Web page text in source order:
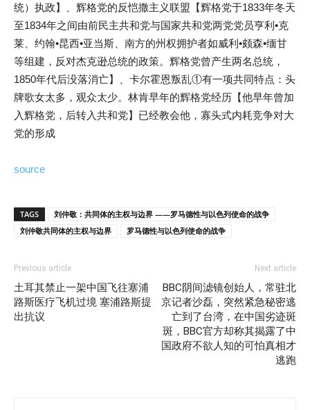
统）执政】、辉格党的反恺撒主义联盟【辉格党于1833年冬天
至1834年之间由前民主共和党与国家共和党两党党员亨利•克
莱、约翰•昆西•亚当斯、南方的州权拥护者如威利•颇森•缅甘
等组建，反对杰克逊总统的政策。辉格党曾产生两名总统，
1850年代后没落消亡】、卡尔霍恩叛乱①有一项共同特点：头
牌歌女太多，观众太少。林肯早年的辉格党经历【他早年曾加
入辉格党，后转入共和党】已经教会他，寡头式内耗竞争对大
党的形成
source
TAGS
刘仲敬：共同体的主权与边界 ——罗马德性与以色列使命的战争
刘仲敬共同体的主权与边界
罗马德性与以色列使命的战争
Previous article
土耳其禁止一架中国飞往塞浦
路斯医疗飞机过境 塞浦路斯提
出抗议
Next article
BBC阴间滤镜创始人，常驻北
京记者沙磊，突然紧急秘密逃
亡到了台湾，在中国劣迹斑
斑，BBC官方却称其揭露了中
国政府不欲人知的可怕真相才
逃跑